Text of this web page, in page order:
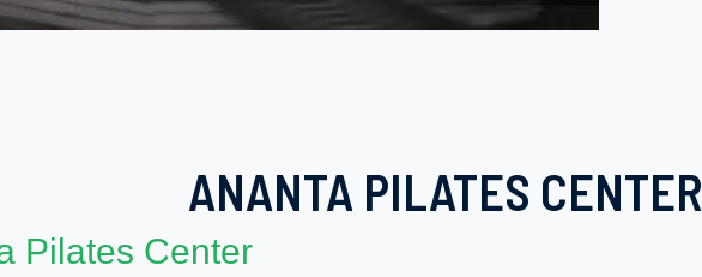
ANANTA PILATES CENTER
Pilates Center